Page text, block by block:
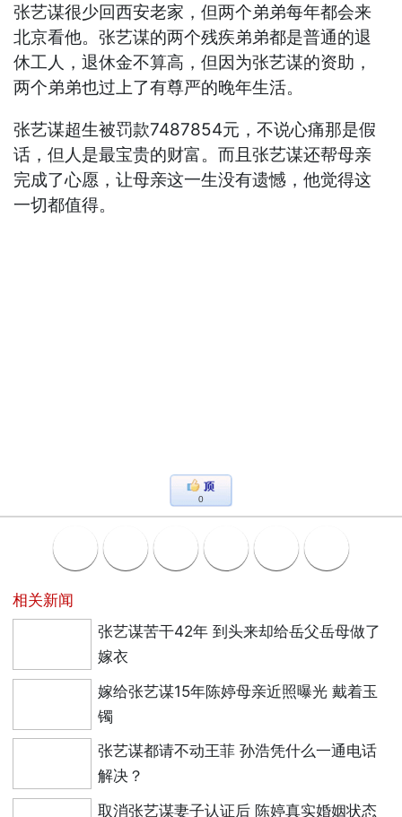
张艺谋很少回西安老家，但两个弟弟每年都会来
北京看他。张艺谋的两个残疾弟弟都是普通的退
休工人，退休金不算高，但因为张艺谋的资助，
两个弟弟也过上了有尊严的晚年生活。
张艺谋超生被罚款7487854元，不说心痛那是假
话，但人是最宝贵的财富。而且张艺谋还帮母亲
完成了心愿，让母亲这一生没有遗憾，他觉得这
一切都值得。
0
相关新闻
张艺谋苦干42年 到头来却给岳父岳母做了
嫁衣
嫁给张艺谋15年陈婷母亲近照曝光 戴着玉
镯
张艺谋都请不动王菲 孙浩凭什么一通电话
解决？
取消张艺谋妻子认证后 陈婷真实婚姻状态